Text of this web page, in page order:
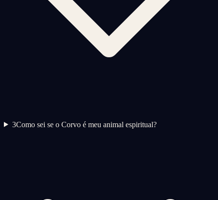
3Como sei se o Corvo é meu animal espiritual?